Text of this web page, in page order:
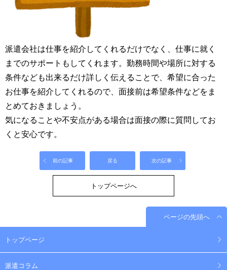
派遣会社は仕事を紹介してくれるだけでなく、仕事に就く
までのサポートもしてくれます。勤務時間や場所に対する
条件なども出来るだけ詳しく伝えることで、希望に合った
お仕事を紹介してくれるので、面接前は希望条件などをま
とめておきましょう。
気になることや不安点がある場合は面接の際に質問してお
くと安心です。
前の記事 戻る 次の記事
トップページへ
ページの先頭へ
トップページ
派遣コラム